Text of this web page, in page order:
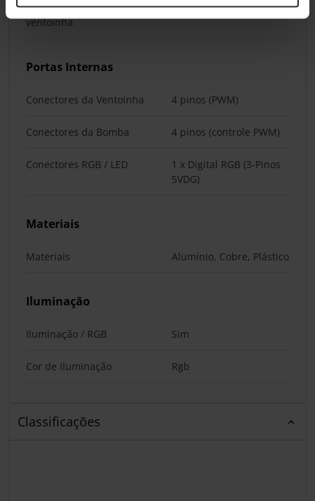
Ruído máximo de uma única
ventoinha
28,87 dB(A)
Portas Internas
Conectores da Ventoinha 4 pinos (PWM)
Conectores da Bomba 4 pinos (controle PWM)
Conectores RGB / LED
1 x Digital RGB (3-Pinos
5VDG)
Materiais
Materiais Alumínio, Cobre, Plástico
Iluminação
Iluminação / RGB Sim
Cor de Iluminação Rgb
Classificações